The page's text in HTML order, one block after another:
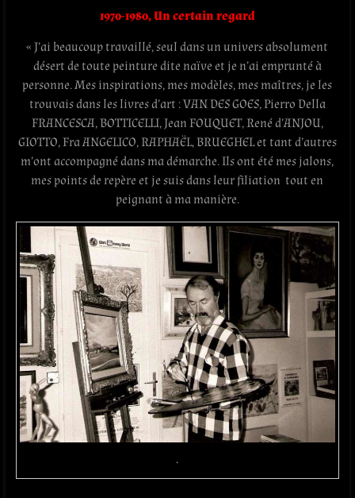
1970-1980, Un certain regard
« J’ai beaucoup travaillé, seul dans un univers absolument
désert de toute peinture dite naïve et je n’ai emprunté à
personne. Mes inspirations, mes modèles, mes maîtres, je les
trouvais dans les livres d’art : VAN DES GOES, Pierro Della
FRANCESCA, BOTTICELLI, Jean FOUQUET, René d’ANJOU,
GIOTTO, Fra ANGELICO, RAPHAËL, BRUEGHEL et tant d’autres
m’ont accompagné dans ma démarche. Ils ont été mes jalons,
mes points de repère et je suis dans leur filiation tout en
peignant à ma manière.
.